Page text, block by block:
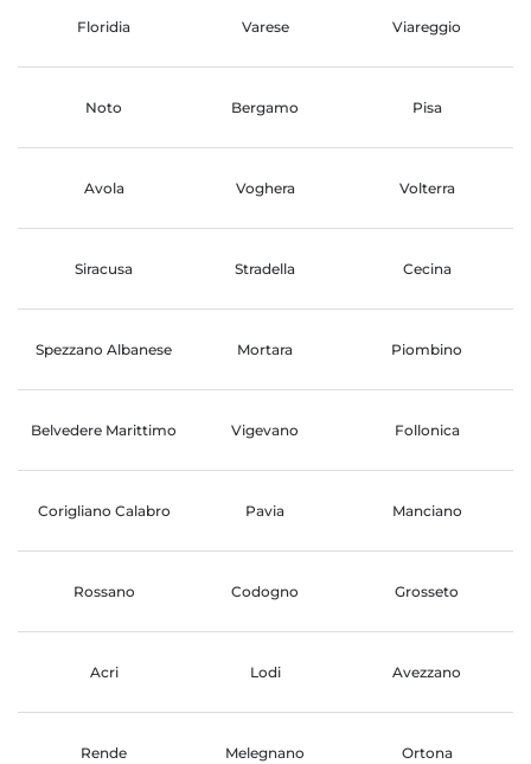
Floridia Varese Viareggio
Noto Bergamo Pisa
Avola Voghera Volterra
Siracusa Stradella Cecina
Spezzano Albanese Mortara Piombino
Belvedere Marittimo Vigevano Follonica
Corigliano Calabro Pavia Manciano
Rossano Codogno Grosseto
Acri Lodi Avezzano
Rende Melegnano Ortona